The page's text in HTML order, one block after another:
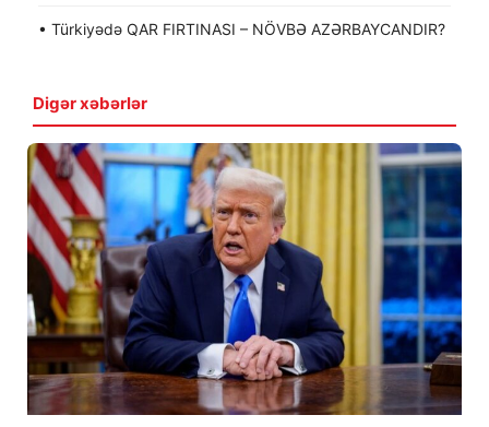
• Türkiyədə QAR FIRTINASI – NÖVBƏ AZƏRBAYCANDIR?
Digər xəbərlər